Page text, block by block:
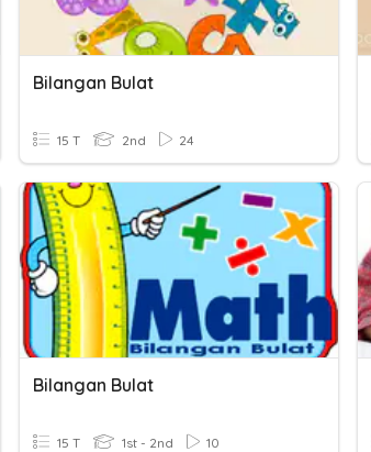
Bilangan Bulat
15 T 2nd 24
Bilangan Bulat
15 T 1st - 2nd 10